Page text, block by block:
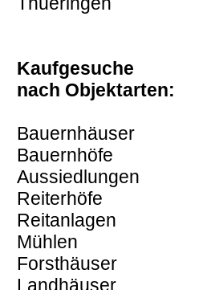
Kaufgesuche
nach Objektarten:
Bauernhäuser
Bauernhöfe
Aussiedlungen
Reiterhöfe
Reitanlagen
Mühlen
Forsthäuser
Landhäuser